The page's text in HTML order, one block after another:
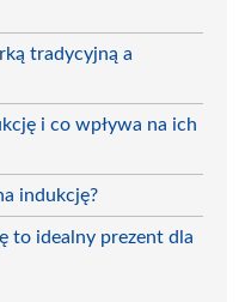
tradycyjną a
i co wpływa na ich
indukcję?
to idealny prezent dla